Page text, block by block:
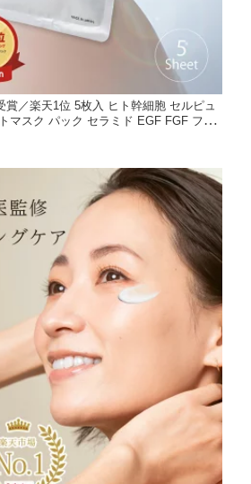
賞／楽天1位 5枚入 ヒト幹細胞 セルピュ
マスク パック セラミド EGF FGF フラ
燥 しわ 目元 ほうれい線 cellpure 毛穴